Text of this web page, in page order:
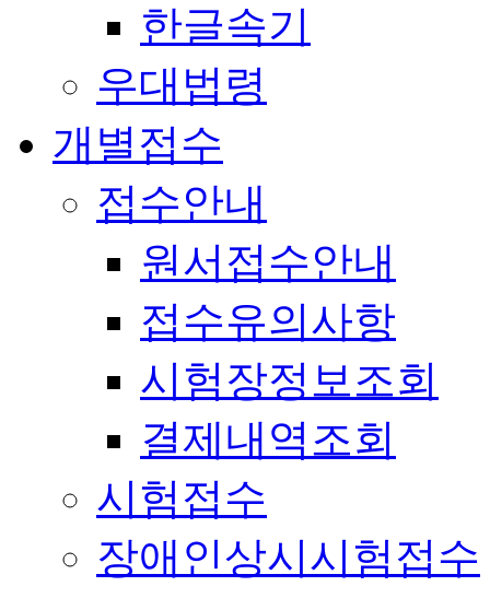
한글속기
우대법령
개별접수
접수안내
원서접수안내
접수유의사항
시험장정보조회
결제내역조회
시험접수
장애인상시시험접수